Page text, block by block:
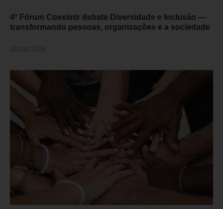
4º Fórum Coexistir debate Diversidade e Inclusão —
transformando pessoas, organizações e a sociedade